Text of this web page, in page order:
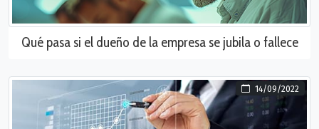
Qué pasa si el dueño de la empresa se jubila o fallece
14/09/2022